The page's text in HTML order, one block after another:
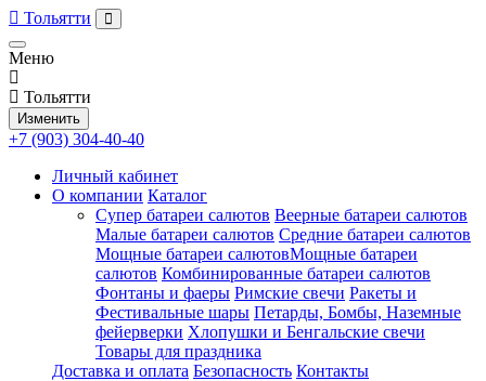
Тольятти
Меню
Тольятти
Изменить
+7 (903) 304-40-40
Личный кабинет
О компании Каталог
Супер батареи салютов Веерные батареи салютов
Малые батареи салютов Средние батареи салютов
Мощные батареи салютовМощные батареи
салютов Комбинированные батареи салютов
Фонтаны и фаеры Римские свечи Ракеты и
Фестивальные шары Петарды, Бомбы, Наземные
фейерверки Хлопушки и Бенгальские свечи
Товары для праздника
Доставка и оплата Безопасность Контакты